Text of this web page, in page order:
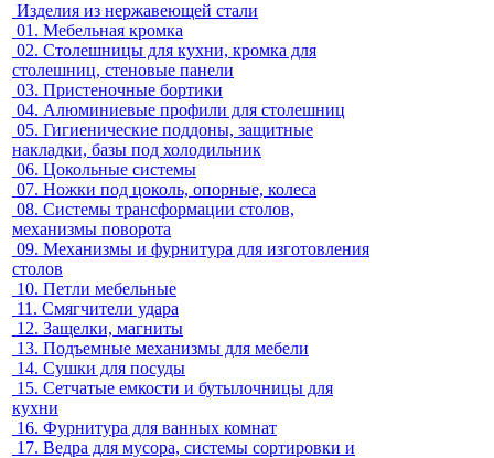
Изделия из нержавеющей стали
01. Мебельная кромка
02. Столешницы для кухни, кромка для
столешниц, стеновые панели
03. Пристеночные бортики
04. Алюминиевые профили для столешниц
05. Гигиенические поддоны, защитные
накладки, базы под холодильник
06. Цокольные системы
07. Ножки под цоколь, опорные, колеса
08. Системы трансформации столов,
механизмы поворота
09. Механизмы и фурнитура для изготовления
столов
10. Петли мебельные
11. Смягчители удара
12. Защелки, магниты
13. Подъемные механизмы для мебели
14. Сушки для посуды
15. Сетчатые емкости и бутылочницы для
кухни
16. Фурнитура для ванных комнат
17. Ведра для мусора, системы сортировки и